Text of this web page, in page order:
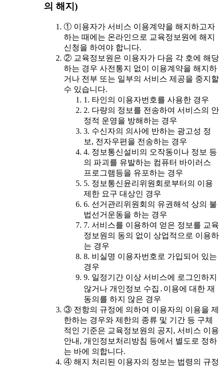
의 해지)
① 이용자가 서비스 이용계약을 해지하고자
하는 때에는 온라인으로 교육정보원에 해지
신청을 하여야 합니다.
② 교육정보원은 이용자가 다음 각 호에 해당
하는 경우 사전통지 없이 이용계약을 해지하
거나 전부 또는 일부의 서비스 제공을 중지할
수 있습니다.
1. 타인의 이용자번호를 사용한 경우
2. 다량의 정보를 전송하여 서비스의 안
정적 운영을 방해하는 경우
3. 수신자의 의사에 반하는 광고성 정
보, 전자우편을 전송하는 경우
4. 정보통신설비의 오작동이나 정보 등
의 파괴를 유발하는 컴퓨터 바이러스
프로그램등을 유포하는 경우
5. 정보통신윤리위원회로부터의 이용
제한 요구 대상인 경우
6. 선거관리위원회의 유권해석 상의 불
법선거운동을 하는 경우
7. 서비스를 이용하여 얻은 정보를 교육
정보원의 동의 없이 상업적으로 이용하
는 경우
8. 비실명 이용자번호로 가입되어 있는
경우
9. 일정기간 이상 서비스에 로그인하지
않거나 개인정보 수집․이용에 대한 재
동의를 하지 않은 경우
③ 전항의 규정에 의하여 이용자의 이용을 제
한하는 경우와 제한의 종류 및 기간 등 구체
적인 기준은 교육정보원의 공지, 서비스 이용
안내, 개인정보처리방침 등에서 별도로 정하
는 바에 의합니다.
④ 해지 처리된 이용자의 정보는 법령의 규정